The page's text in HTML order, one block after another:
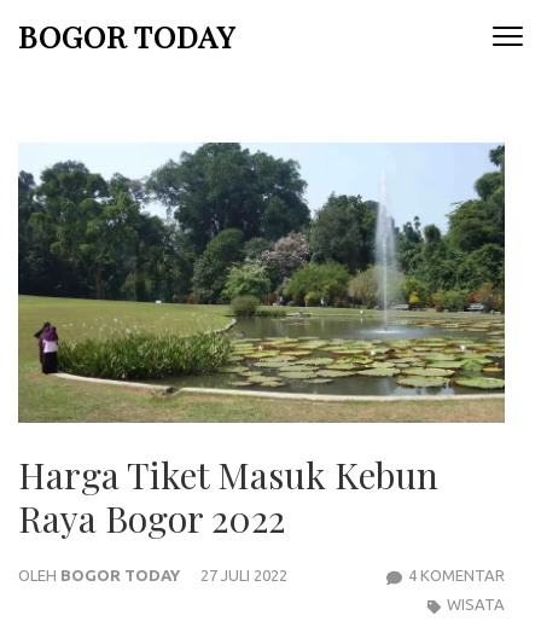
BOGOR TODAY
Harga Tiket Masuk Kebun
Raya Bogor 2022
OLEH BOGOR TODAY 27 JULI 2022 4 KOMENTAR
WISATA